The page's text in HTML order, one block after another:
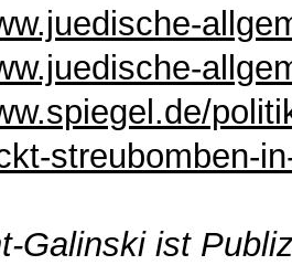
streubomben-
Galinski ist